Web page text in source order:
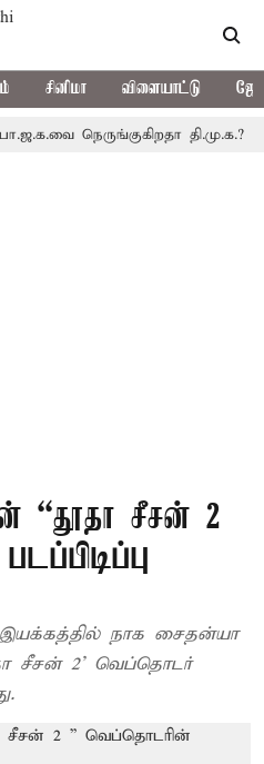
சினிமா விளையாட்டு
நெருங்குகிறதா தி.மு.க.?
“தூதா சீசன் 2
நாக சைதன்யா
சீசன் 2’ வெப்தொடர்